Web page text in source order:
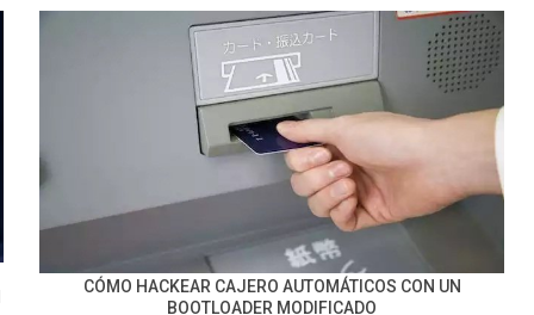
CÓMO HACKEAR CAJERO AUTOMÁTICOS CON UN
BOOTLOADER MODIFICADO